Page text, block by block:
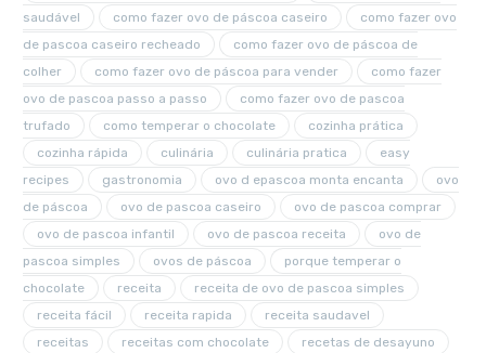
saudável
como fazer ovo de páscoa caseiro
como fazer ovo
de pascoa caseiro recheado
como fazer ovo de páscoa de
colher
como fazer ovo de páscoa para vender
como fazer
ovo de pascoa passo a passo
como fazer ovo de pascoa
trufado
como temperar o chocolate
cozinha prática
cozinha rápida
culinária culinária pratica
easy
recipes
gastronomia ovo d epascoa monta encanta
ovo
de páscoa
ovo de pascoa caseiro
ovo de pascoa comprar
ovo de pascoa infantil
ovo de pascoa receita
ovo de
pascoa simples
ovos de páscoa
porque temperar o
chocolate
receita
receita de ovo de pascoa simples
receita fácil
receita rapida
receita saudavel
receitas
receitas com chocolate
recetas de desayuno